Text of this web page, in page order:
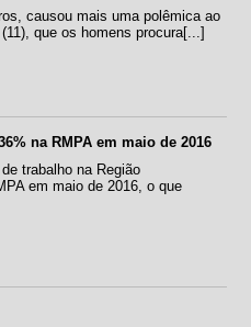
causou mais uma polêmica ao
que os homens procura[...]
na RMPA em maio de 2016
trabalho na Região
em maio de 2016, o que